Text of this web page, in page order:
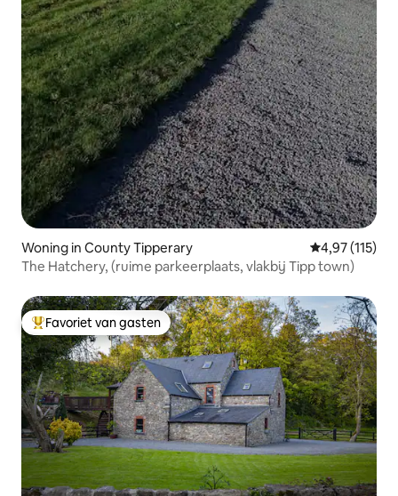
Woning in County Tipperary Gemiddelde
4,97 (115)
The Hatchery, (ruime parkeerplaats, vlakbij Tipp town)
Topfavoriet van gasten
Favoriet van gasten